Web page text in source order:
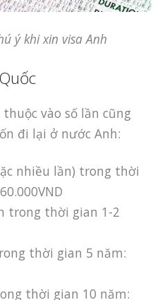
ý khi xin visa Anh
vào số lần cũng
đi lại ở nước Anh:
nhiều lần) trong thời
trong thời gian 1-2
thời gian 5 năm:
thời gian 10 năm: